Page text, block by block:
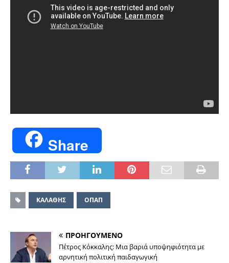
Share
ΚΑΛΑΘΗΣ ΟΠΑΠ
ΠΡΟΗΓΟΥΜΕΝΟ
Πέτρος Κόκκαλης: Μια βαριά υποψηφιότητα με
αρνητική πολιτική παιδαγωγική